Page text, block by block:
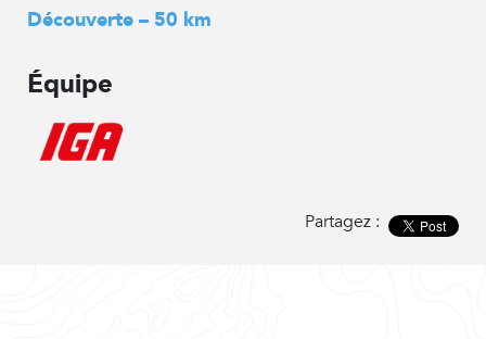
Découverte – 50 km
Équipe
Partagez :